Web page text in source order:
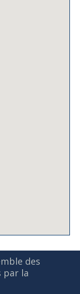
des
par la